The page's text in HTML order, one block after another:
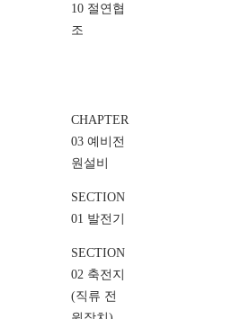
10 절연협
조
CHAPTER
03 예비전
원설비
SECTION
01 발전기
SECTION
02 축전지
(직류 전